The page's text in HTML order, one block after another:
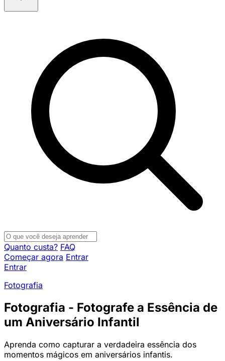
Quanto custa? FAQ
Começar agora Entrar
Entrar
Fotografia
Fotografia - Fotografe a Essência de
um Aniversário Infantil
Aprenda como capturar a verdadeira essência dos
momentos mágicos em aniversários infantis.